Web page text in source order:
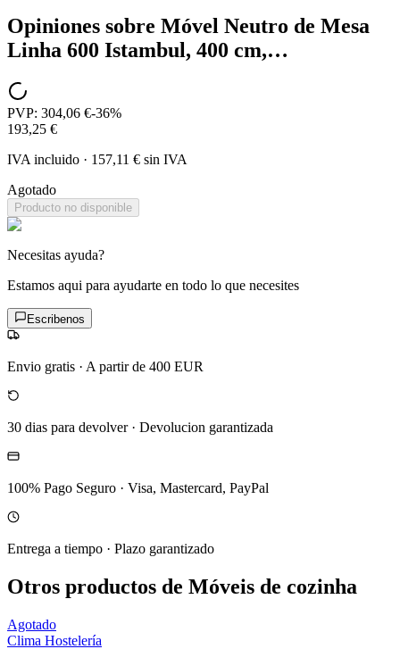
Opiniones sobre Móvel Neutro de Mesa
Linha 600 Istambul, 400 cm,…
PVP: 304,06 €-36%
193,25 €
IVA incluido · 157,11 € sin IVA
Agotado
Producto no disponible
Necesitas ayuda?
Estamos aqui para ayudarte en todo lo que necesites
Escribenos
Envio gratis · A partir de 400 EUR
30 dias para devolver· Devolucion garantizada
100% Pago Seguro · Visa, Mastercard, PayPal
Entrega a tiempo · Plazo garantizado
Otros productos de Móveis de cozinha
Agotado
Clima Hostelería